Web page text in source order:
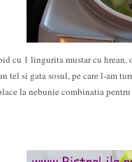
cu 1 lingurita mustar cu
tel si gata sosul, pe care l-am
la nebunie combinatia